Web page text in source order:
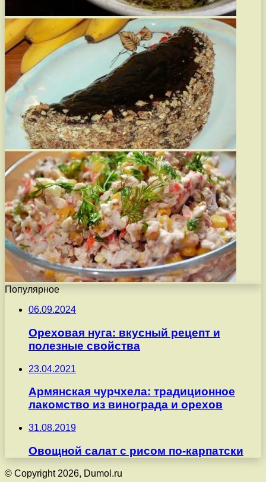
Популярное
06.09.2024
Ореховая нуга: вкусный рецепт и
полезные свойства
23.04.2021
Армянская чурчхела: традиционное
лакомство из винограда и орехов
31.08.2019
Овощной салат с рисом по-карпатски
© Copyright 2026, Dumol.ru